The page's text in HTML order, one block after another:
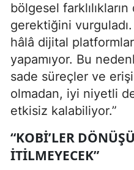
bölgesel farklılıkların
gerektiğini
hâlâ dijital
yapamıyor. Bu
sade süreçler ve
olmadan, iyi niyetli
etkisiz kalabiliyor.”
“KOBİ’LER
ITILMEYECEK”